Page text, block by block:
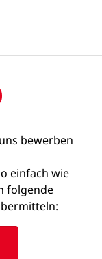
bewerben
einfach wie
folgende